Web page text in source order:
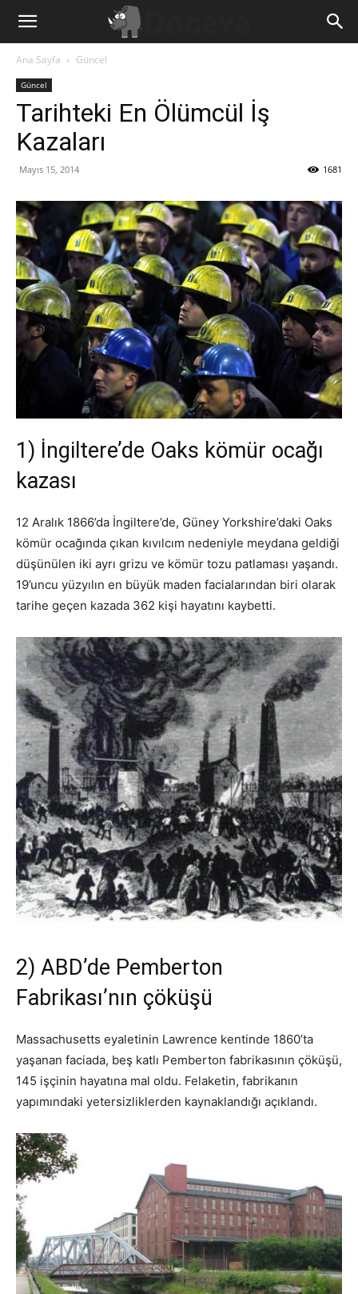
Ana Sayfa Güncel
Güncel
Tarihteki En Ölümcül İş
Kazaları
Mayıs 15, 2014 1681
1) İngiltere’de Oaks kömür ocağı
kazası
12 Aralık 1866’da İngiltere’de, Güney Yorkshire’daki Oaks
kömür ocağında çıkan kıvılcım nedeniyle meydana geldiği
düşünülen iki ayrı grizu ve kömür tozu patlaması yaşandı.
19’uncu yüzyılın en büyük maden facialarından biri olarak
tarihe geçen kazada 362 kişi hayatını kaybetti.
2) ABD’de Pemberton
Fabrikası’nın çöküşü
Massachusetts eyaletinin Lawrence kentinde 1860’ta
yaşanan faciada, beş katlı Pemberton fabrikasının çöküşü,
145 işçinin hayatına mal oldu. Felaketin, fabrikanın
yapımındaki yetersizliklerden kaynaklandığı açıklandı.